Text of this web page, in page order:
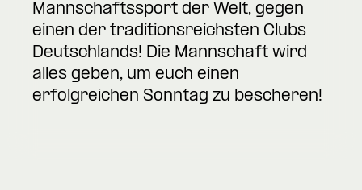
Mannschaftssport der Welt, gegen
einen der traditionsreichsten Clubs
Deutschlands! Die Mannschaft wird
alles geben, um euch einen
erfolgreichen Sonntag zu bescheren!